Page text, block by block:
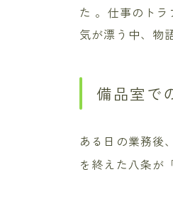
た 。仕事のト
気が漂う中、物
備品室で
ある日の業務後
を終えた八条が